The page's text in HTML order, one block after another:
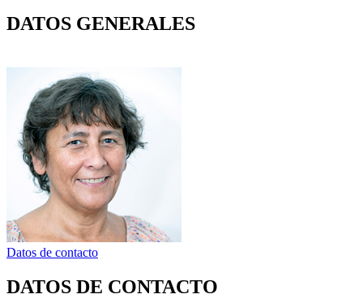
DATOS GENERALES
Datos de contacto
DATOS DE CONTACTO